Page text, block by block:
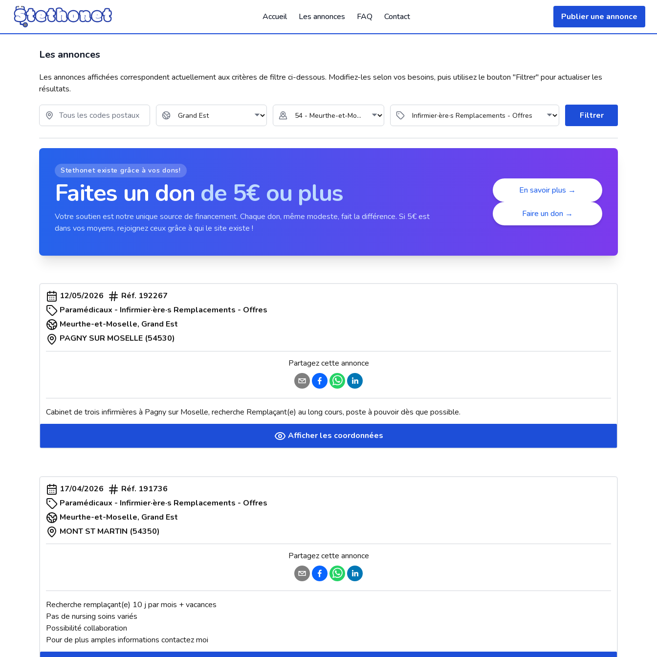
Publier une annonce
Accueil Les annonces FAQ Contact
Les annonces
Les annonces affichées correspondent actuellement aux critères de filtre ci-dessous. Modifiez-les selon vos besoins, puis utilisez le bouton "Filtrer" pour actualiser les
résultats.
Filtrer
Stethonet existe grâce à vos dons!
Faites un don de 5€ ou plus
Votre soutien est notre unique source de financement. Chaque don, même modeste, fait la différence. Si 5€ est
dans vos moyens, rejoignez ceux grâce à qui le site existe !
En savoir plus →
Faire un don →
12/05/2026 Réf. 192267
Paramédicaux - Infirmier·ère·s Remplacements - Offres
Meurthe-et-Moselle, Grand Est
PAGNY SUR MOSELLE (54530)
Partagez cette annonce
Cabinet de trois infirmières à Pagny sur Moselle, recherche Remplaçant(e) au long cours, poste à pouvoir dès que possible.
Afficher les coordonnées
17/04/2026 Réf. 191736
Paramédicaux - Infirmier·ère·s Remplacements - Offres
Meurthe-et-Moselle, Grand Est
MONT ST MARTIN (54350)
Partagez cette annonce
Recherche remplaçant(e) 10 j par mois + vacances
Pas de nursing soins variés
Possibilité collaboration
Pour de plus amples informations contactez moi